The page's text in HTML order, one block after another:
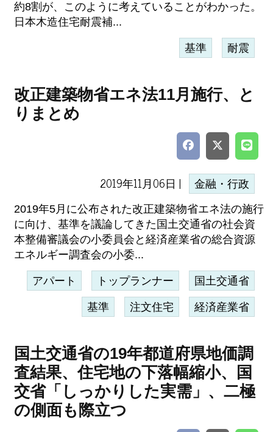
約8割が、このように考えていることがわかった。
日本木造住宅耐震補...
基準 耐震
改正建築物省エネ法11月施行、と
りまとめ
2019年11月06日 | 金融・行政
2019年5月に公布された改正建築物省エネ法の施行
に向け、基準を議論してきた国土交通省の社会資
本整備審議会の小委員会と経済産業省の総合資源
エネルギー調査会の小委...
アパート トップランナー 国土交通省
基準 注文住宅 経済産業省
国土交通省の19年都道府県地価調
査結果、住宅地の下落幅縮小、国
交省「しっかりした実需」、二極
の側面も際立つ